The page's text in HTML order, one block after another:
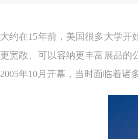
举办活动
大约在15年前，美国很多大学开
更宽敞、可以容纳更丰富展品的
2005年10月开幕，当时面临着诸